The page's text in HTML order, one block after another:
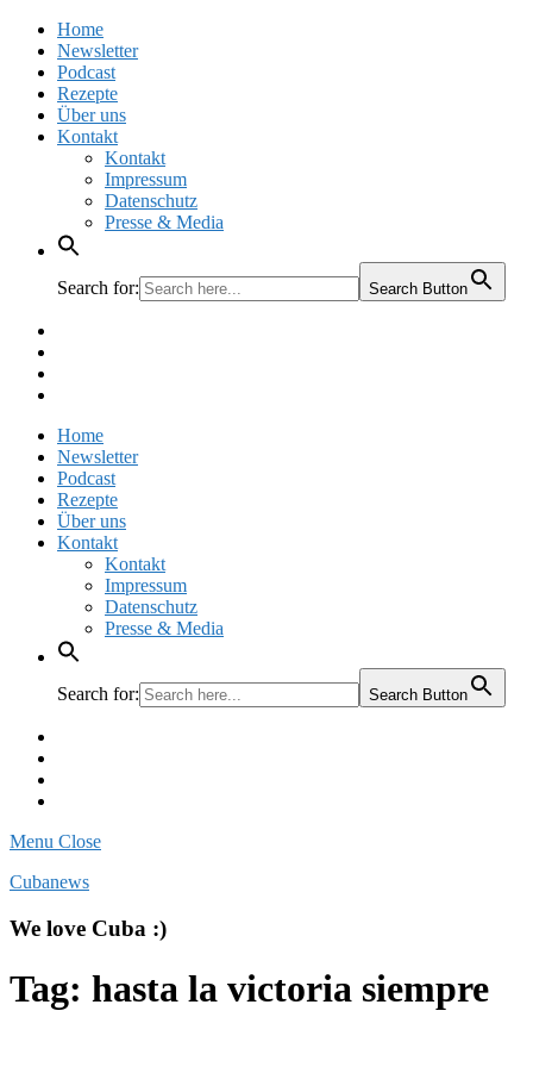
Home
Newsletter
Podcast
Rezepte
Über uns
Kontakt
Kontakt
Impressum
Datenschutz
Presse & Media
Search for: Search Button
Home
Newsletter
Podcast
Rezepte
Über uns
Kontakt
Kontakt
Impressum
Datenschutz
Presse & Media
Search for: Search Button
Menu Close
Cubanews
We love Cuba :)
Tag: hasta la victoria siempre